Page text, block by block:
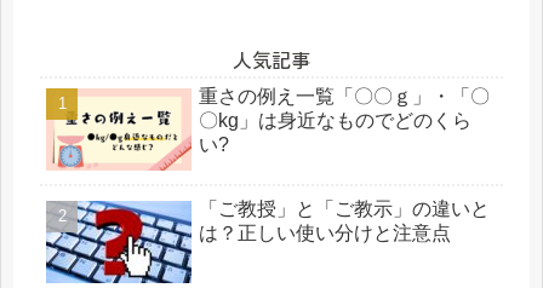
人気記事
重さの例え一覧「〇〇ｇ」・「〇
〇kg」は身近なものでどのくら
い?
「ご教授」と「ご教示」の違いと
は？正しい使い分けと注意点